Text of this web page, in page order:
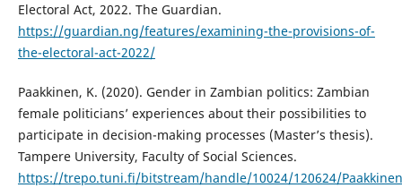
Electoral Act, 2022. The Guardian.
https://guardian.ng/features/examining-the-provisions-of-
the-electoral-act-2022/
Paakkinen, K. (2020). Gender in Zambian politics: Zambian
female politicians’ experiences about their possibilities to
participate in decision-making processes (Master’s thesis).
Tampere University, Faculty of Social Sciences.
https://trepo.tuni.fi/bitstream/handle/10024/120624/